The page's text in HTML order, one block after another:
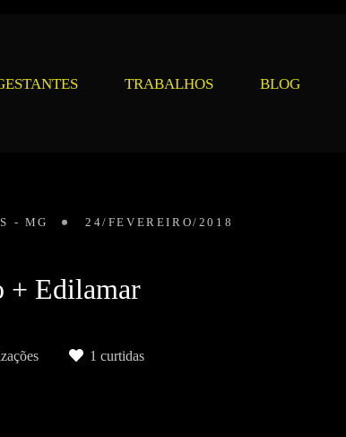
TRABALHOS BLOG
- MG 24/FEVEREIRO/2018
+ Edilamar
1 curtidas